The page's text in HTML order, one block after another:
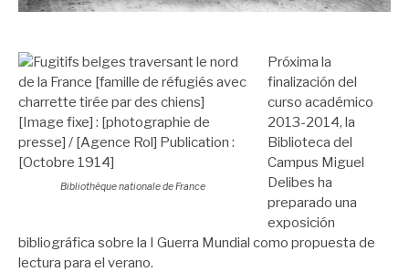
Bibliothèque nationale de France
Próxima la
finalización del
curso académico
2013-2014, la
Biblioteca del
Campus Miguel
Delibes ha
preparado una
exposición
bibliográfica sobre la I Guerra Mundial como propuesta de
lectura para el verano.